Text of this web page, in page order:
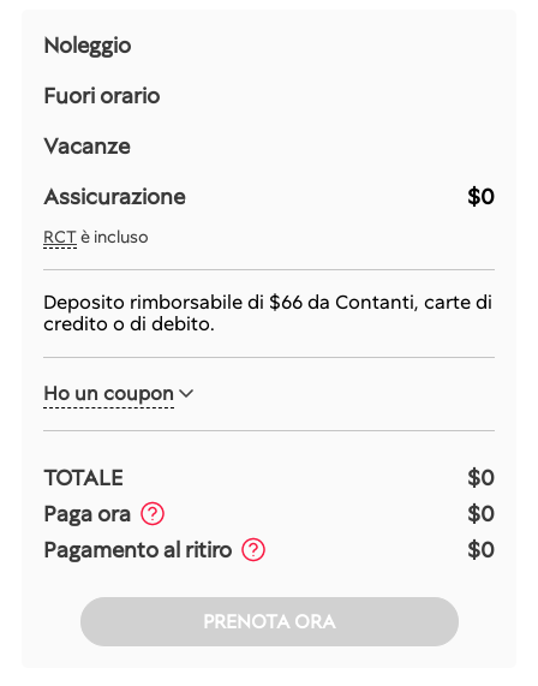
Noleggio
Fuori orario
Vacanze
Assicurazione
$0
RCTè incluso
Deposito rimborsabile di $66da Contanti, carte di
credito o di debito.
Ho un coupon
TOTALE
$0
Paga ora
$0
Pagamento al ritiro
$0
PRENOTA ORA